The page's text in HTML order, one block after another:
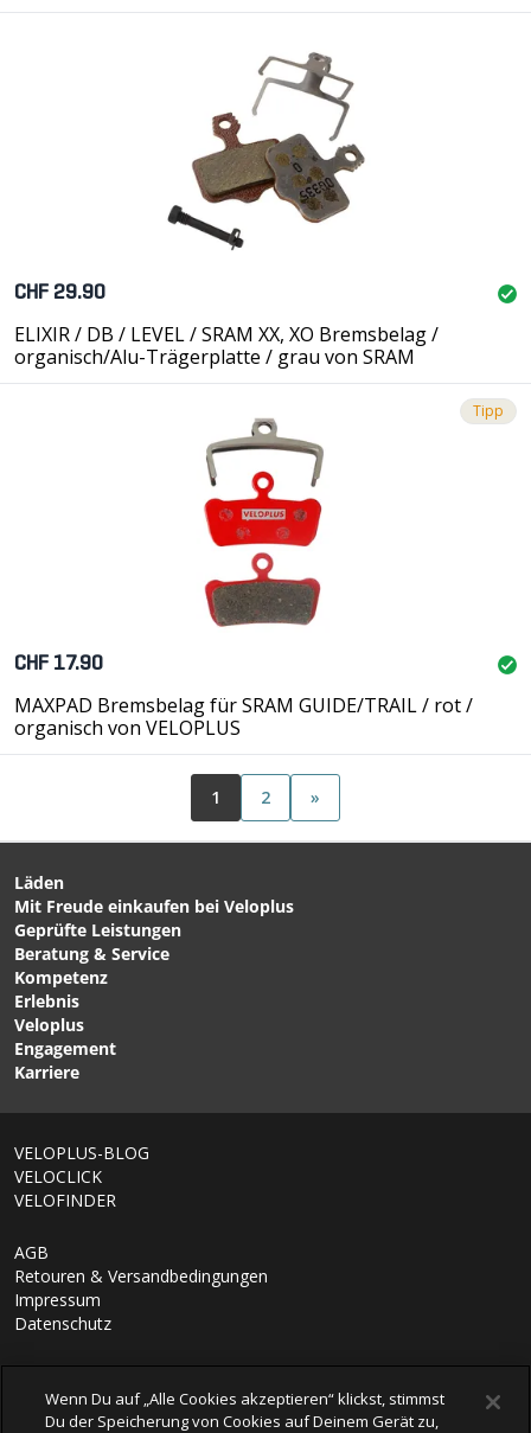
CHF 29.90
ELIXIR / DB / LEVEL / SRAM XX, XO Bremsbelag /
organisch/Alu-Trägerplatte / grau von SRAM
Tipp
CHF 17.90
MAXPAD Bremsbelag für SRAM GUIDE/TRAIL / rot /
organisch von VELOPLUS
1 2 »
Läden
Mit Freude einkaufen bei Veloplus
Geprüfte Leistungen
Beratung & Service
Kompetenz
Erlebnis
Veloplus
Engagement
Karriere
VELOPLUS-BLOG
VELOCLICK
VELOFINDER
AGB
Retouren & Versandbedingungen
Impressum
Datenschutz
Wenn Du auf „Alle Cookies akzeptieren“ klickst, stimmst
Du der Speicherung von Cookies auf Deinem Gerät zu,